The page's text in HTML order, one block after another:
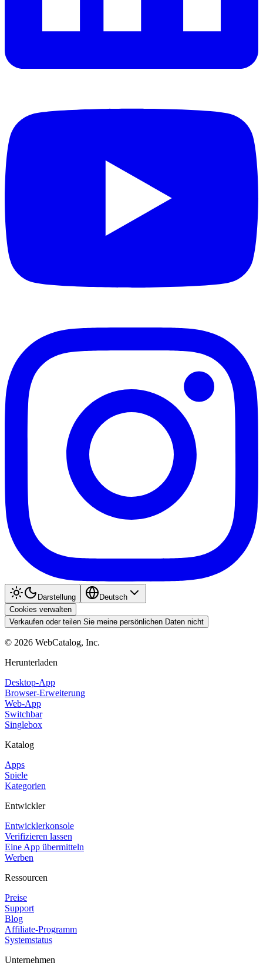
Darstellung
Deutsch
Cookies verwalten
Verkaufen oder teilen Sie meine persönlichen Daten nicht
© 2026 WebCatalog, Inc.
Herunterladen
Desktop-App
Browser-Erweiterung
Web-App
Switchbar
Singlebox
Katalog
Apps
Spiele
Kategorien
Entwickler
Entwicklerkonsole
Verifizieren lassen
Eine App übermitteln
Werben
Ressourcen
Preise
Support
Blog
Affiliate-Programm
Systemstatus
Unternehmen